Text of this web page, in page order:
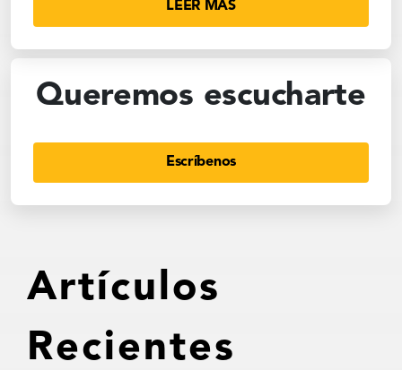
LEER MÁS
Queremos escucharte
Escríbenos
Artículos
Recientes